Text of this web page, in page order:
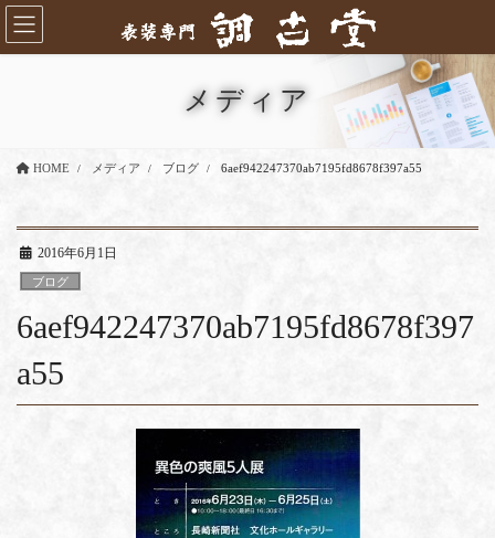
コ
ン
テ
ナ
ビ
ゲ
メディア
HOME メディア ブログ 6aef942247370ab7195fd8678f397a55
2016年6月1日
ブログ
6aef942247370ab7195fd8678f397
a55